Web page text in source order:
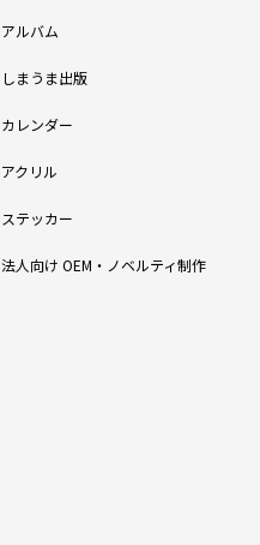
アルバム
しまうま出版
カレンダー
アクリル
ステッカー
法人向け OEM・ノベルティ制作